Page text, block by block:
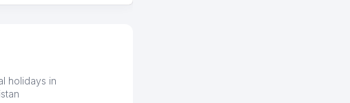
holidays in